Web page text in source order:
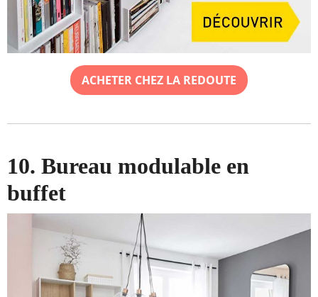
ACHETER CHEZ LA REDOUTE
10. Bureau modulable en
buffet